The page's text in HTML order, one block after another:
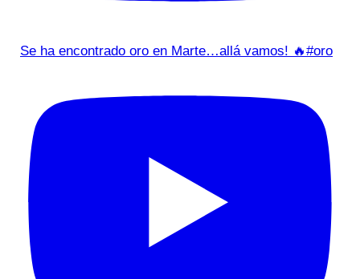
Se ha encontrado oro en Marte…allá vamos! 🔥#oro